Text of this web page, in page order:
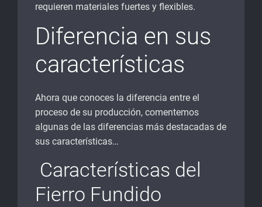
requieren materiales fuertes y flexibles.
Diferencia en sus
características
Ahora que conoces la diferencia entre el
proceso de su producción, comentemos
algunas de las diferencias más destacadas de
sus características…
Características del
Fierro Fundido